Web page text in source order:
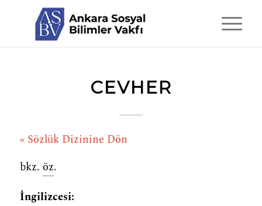
CEVHER
« Sözlük Dizinine Dön
bkz. öz.
İngilizcesi: